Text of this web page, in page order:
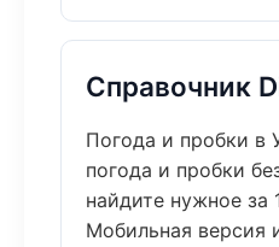
Справочник
Погода и пробки в
погода и пробки
найдите нужное за
Мобильная версия